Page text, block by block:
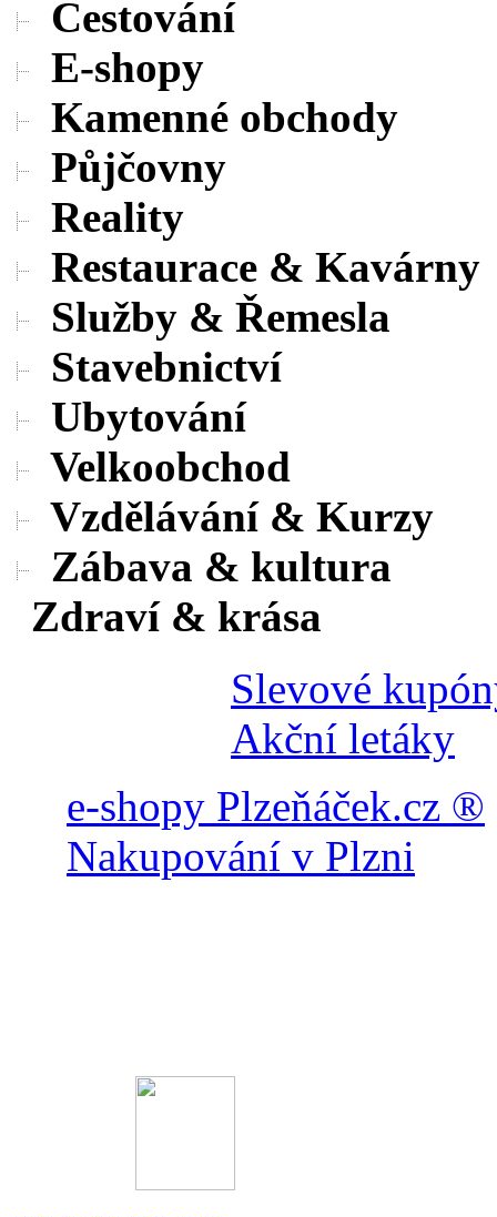
Cestování
E-shopy
Kamenné obchody
Půjčovny
Reality
Restaurace & Kavárny
Služby & Řemesla
Stavebnictví
Ubytování
Velkoobchod
Vzdělávání & Kurzy
Zábava & kultura
Zdraví & krása
Slevové
Akční letáky
e-shopy Plzeňáček.cz ®
Nakupování v Plzni